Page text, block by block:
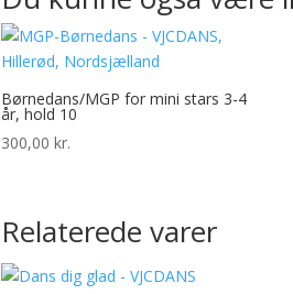
Børnedans/MGP for mini stars 3-4
år, hold 10
300,00kr.
Relaterede varer